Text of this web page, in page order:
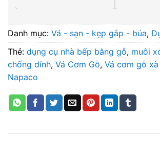
Danh mục: Vá - sạn - kẹp gắp - búa,
Thẻ: dụng cụ nhà bếp bằng gỗ, muôi
chống dính, Vá Cơm Gỗ, Vá cơm gỗ
Napaco